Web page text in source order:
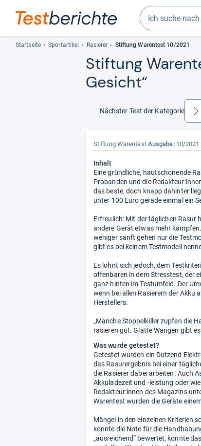
Geben
Sie
mindestens
drei
Zeichen
ein.
erscheinen
lassen
sich
den
Pfeiltasten
auswählen.
Startseite Sportartikel Rasierer Stiftung Warentest 10/2021
Stif­tung
Gesicht“
Nächster Test der Kategorie weiter
Stiftung Warentest Ausgabe: 10/2021
Inhalt
Eine gründliche, hautschonende
Probanden und die
das beste, doch knapp dahinter
unter 100 Euro gerade einmal ein
Erfreulich: Mit der täglichen Rasur
andere Gerät etwas mehr
weniger sanft gehen nur die
gibt es bei keinem Testmodell
Es lohnt sich jedoch, dem
offenbaren in dem Stresstest, der
ganz hinten im Testumfeld. Der
wenn bei allen Rasierern der Akku
Herstellers.
„Manche Stoppelkiller zupfen die
rasieren gut. Glatte Wangen gibt
Was wurde getestet?
Getestet wurden ein Dutzend
das Rasurergebnis bei einer
die Rasierer dabei arbeiten. Auch
Akkuladezeit und -leistung oder
Redakteur:innen des Magazins
Warentest wurden die Geräte
Mängel in den einzelnen Kriterien
konnte die Note für die
„ausreichend“​ bewertet, konnte